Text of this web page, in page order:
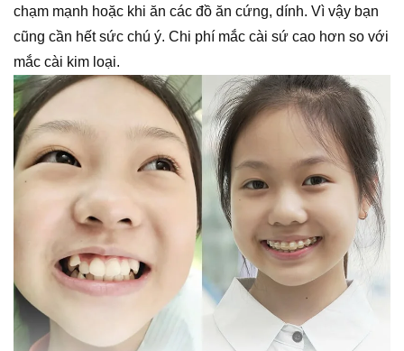
chạm mạnh hoặc khi ăn các đồ ăn cứng, dính. Vì vậy bạn
cũng cần hết sức chú ý. Chi phí mắc cài sứ cao hơn so với
mắc cài kim loại.